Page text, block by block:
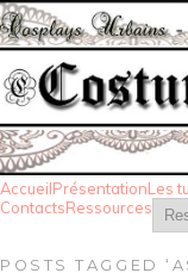
AccueilPrésentationLes
ContactsRessources
POSTS TAGGED